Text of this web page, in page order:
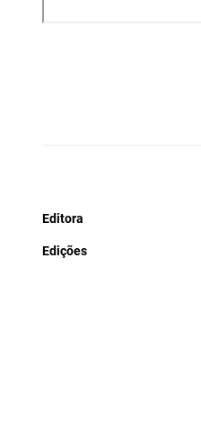
Editora
Edições